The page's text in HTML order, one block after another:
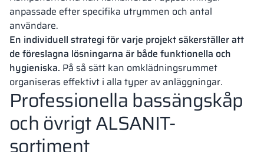
anpassade efter specifika utrymmen och antal
användare.
En individuell strategi för varje projekt säkerställer att
de föreslagna lösningarna är både funktionella och
hygieniska. På så sätt kan omklädningsrummet
organiseras effektivt i alla typer av anläggningar.
Professionella bassängskåp
och övrigt ALSANIT-
sortiment